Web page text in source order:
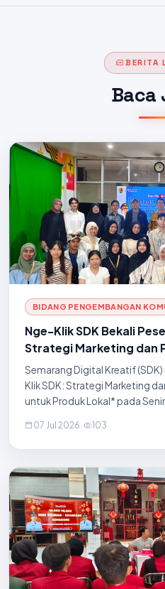
BERITA
Baca
BIDANG PENGEMBANGAN
Nge-Klik SDK Bekali
Strategi Marketing dan
Produk Lokal
Semarang Digital Kreatif
Klik SDK: Strategi Marketing
untuk Produk Lokal* pada
Kota Semarang. Kegiatan
16.00 WIB ini diikuti oleh
mancanegara, di antaranya
Acara turut dihadiri Kepala
Statist
07 Jul 2026 · 103